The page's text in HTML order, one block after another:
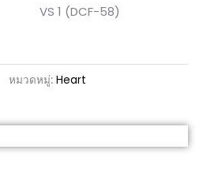
หมวดหมู่: Heart